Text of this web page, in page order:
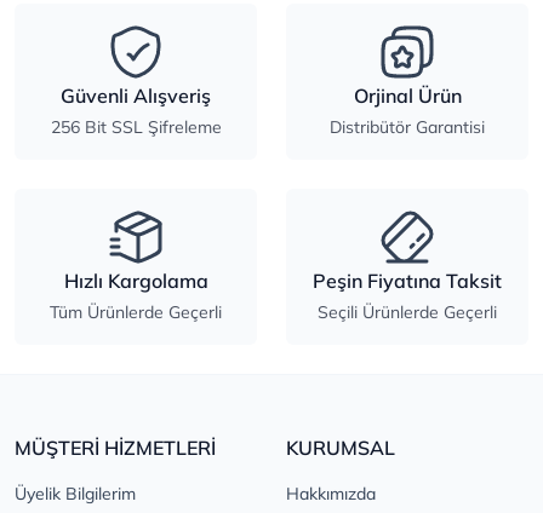
Güvenli Alışveriş
256 Bit SSL Şifreleme
Orjinal Ürün
Distribütör Garantisi
Hızlı Kargolama
Tüm Ürünlerde Geçerli
Peşin Fiyatına Taksit
Seçili Ürünlerde Geçerli
MÜŞTERİ HİZMETLERİ
Üyelik Bilgilerim
KURUMSAL
Hakkımızda